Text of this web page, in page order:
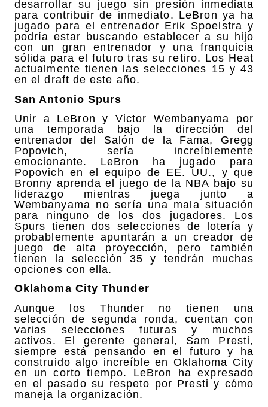
desarrollar su juego sin presión inmediata
para contribuir de inmediato. LeBron ya ha
jugado para el entrenador Erik Spoelstra y
podría estar buscando establecer a su hijo
con un gran entrenador y una franquicia
sólida para el futuro tras su retiro. Los Heat
actualmente tienen las selecciones 15 y 43
en el draft de este año.
San Antonio Spurs
Unir a LeBron y Victor Wembanyama por
una temporada bajo la dirección del
entrenador del Salón de la Fama, Gregg
Popovich, sería increíblemente
emocionante. LeBron ha jugado para
Popovich en el equipo de EE. UU., y que
Bronny aprenda el juego de la NBA bajo su
liderazgo mientras juega junto a
Wembanyama no sería una mala situación
para ninguno de los dos jugadores. Los
Spurs tienen dos selecciones de lotería y
probablemente apuntarán a un creador de
juego de alta proyección, pero también
tienen la selección 35 y tendrán muchas
opciones con ella.
Oklahoma City Thunder
Aunque los Thunder no tienen una
selección de segunda ronda, cuentan con
varias selecciones futuras y muchos
activos. El gerente general, Sam Presti,
siempre está pensando en el futuro y ha
construido algo increíble en Oklahoma City
en un corto tiempo. LeBron ha expresado
en el pasado su respeto por Presti y cómo
maneja la organización.